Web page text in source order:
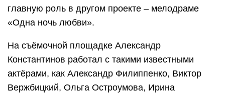
главную роль в другом проекте – мелодраме
«Одна ночь любви».
На съёмочной площадке Александр
Константинов работал с такими известными
актёрами, как Александр Филиппенко, Виктор
Вержбицкий, Ольга Остроумова, Ирина